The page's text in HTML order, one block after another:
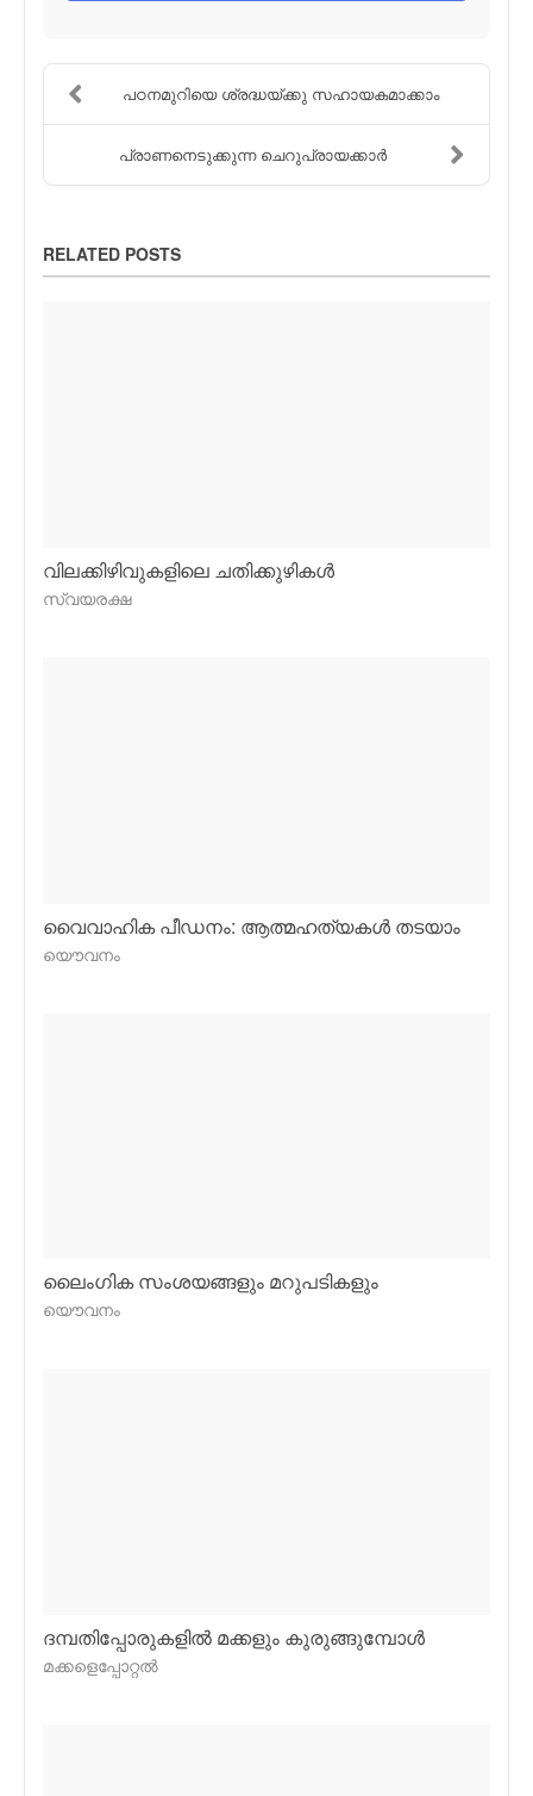
പഠനമുറിയെ ശ്രദ്ധയ്ക്കു സഹായകമാക്കാം
പ്രാണനെടുക്കുന്ന ചെറുപ്രായക്കാര്‍
RELATED POSTS
വിലക്കിഴിവുകളിലെ ചതിക്കുഴികള്‍
സ്വയരക്ഷ
വൈവാഹിക പീഡനം: ആത്മഹത്യകള്‍ തടയാം
യൌവനം
ലൈംഗിക സംശയങ്ങളും മറുപടികളും
യൌവനം
ദമ്പതിപ്പോരുകളില്‍ മക്കളും കുരുങ്ങുമ്പോള്‍
മക്കളെപ്പോറ്റല്‍